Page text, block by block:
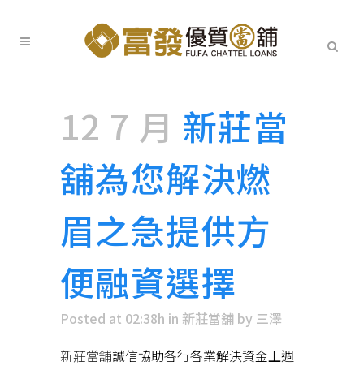
12 7 月 新莊當
舖為您解決燃
眉之急提供方
便融資選擇
Posted at 02:38h in 新莊當舖 by 三澤
新莊當舖誠信協助各行各業解決資金上週